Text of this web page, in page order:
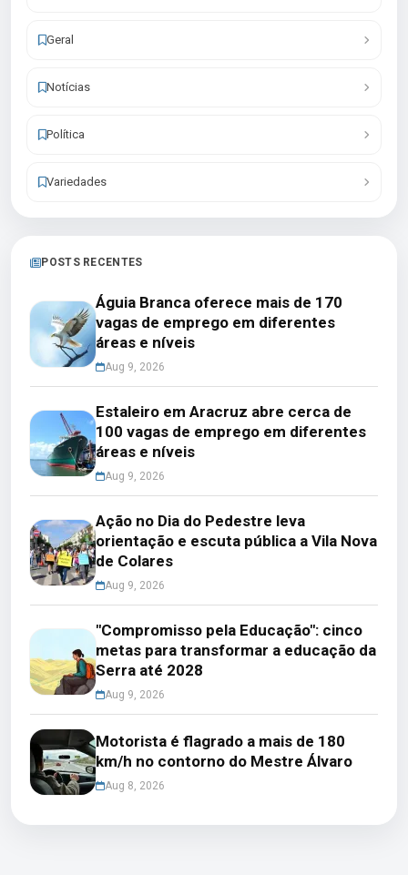
Geral
Notícias
Política
Variedades
POSTS RECENTES
Águia Branca oferece mais de 170
vagas de emprego em diferentes
áreas e níveis
Aug 9, 2026
Estaleiro em Aracruz abre cerca de
100 vagas de emprego em diferentes
áreas e níveis
Aug 9, 2026
Ação no Dia do Pedestre leva
orientação e escuta pública a Vila Nova
de Colares
Aug 9, 2026
"Compromisso pela Educação": cinco
metas para transformar a educação da
Serra até 2028
Aug 9, 2026
Motorista é flagrado a mais de 180
km/h no contorno do Mestre Álvaro
Aug 8, 2026